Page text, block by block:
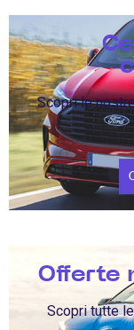
Scopri le
Offerte
Scopri tutte